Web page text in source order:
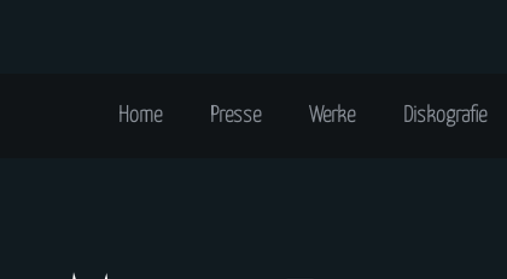
Home Presse Werke Diskografie